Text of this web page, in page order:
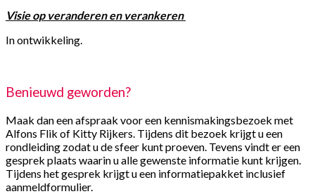
Visie op veranderen en verankeren
In ontwikkeling.
Benieuwd geworden?
Maak dan een afspraak voor een kennismakingsbezoek met
Alfons Flik of Kitty Rijkers. Tijdens dit bezoek krijgt u een
rondleiding zodat u de sfeer kunt proeven. Tevens vindt er een
gesprek plaats waarin u alle gewenste informatie kunt krijgen.
Tijdens het gesprek krijgt u een informatiepakket inclusief
aanmeldformulier.